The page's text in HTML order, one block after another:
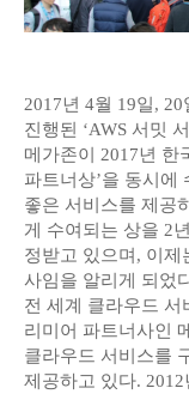
2017년 4월 19일,
진행된 ‘AWS 서밋
메가존이 2017년 한
파트너상’을 동시에
좋은 서비스를 제공
게 수여되는 상을 2
정받고 있으며, 이제
사임을 알리게 되었
전 세계 클라우드 서
리미어 파트너사인
클라우드 서비스를
제공하고 있다.